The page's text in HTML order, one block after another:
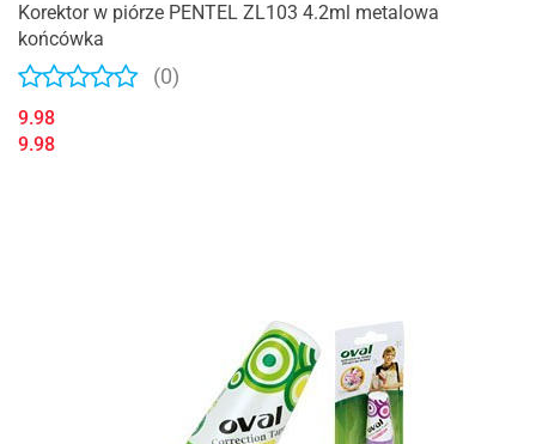
Korektor w piórze PENTEL ZL103 4.2ml metalowa
końcówka
(0)
9.98
9.98